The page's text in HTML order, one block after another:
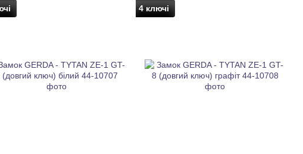
4 ключі